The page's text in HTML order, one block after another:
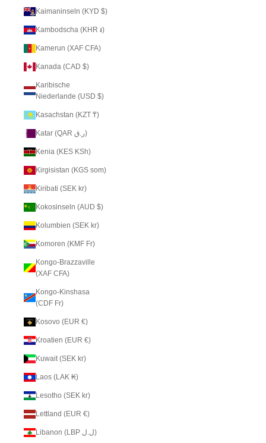
Kaimaninseln (KYD $)
Kambodscha (KHR ៛)
Kamerun (XAF CFA)
Kanada (CAD $)
Karibische
Niederlande (USD $)
Kasachstan (KZT ₸)
Katar (QAR ر.ق)
Kenia (KES KSh)
Kirgisistan (KGS som)
Kiribati (SEK kr)
Kokosinseln (AUD $)
Kolumbien (SEK kr)
Komoren (KMF Fr)
Kongo-Brazzaville
(XAF CFA)
Kongo-Kinshasa
(CDF Fr)
Kosovo (EUR €)
Kroatien (EUR €)
Kuwait (SEK kr)
Laos (LAK ₭)
Lesotho (SEK kr)
Lettland (EUR €)
Libanon (LBP ل.ل)